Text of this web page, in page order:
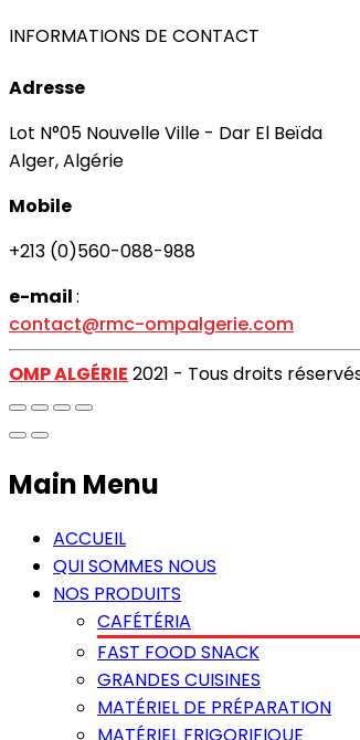
INFORMATIONS DE CONTACT
Adresse
Lot N°05 Nouvelle Ville - Dar El Beïda
Alger, Algérie
Mobile
+213 (0)560-088-988
e-mail:
contact@rmc-ompalgerie.com
OMP ALGÉRIE 2021 - Tous droits
Main Menu
ACCUEIL
QUI SOMMES NOUS
NOS PRODUITS
CAFÉTÉRIA
FAST FOOD SNACK
GRANDES CUISINES
MATÉRIEL DE PRÉPARATION